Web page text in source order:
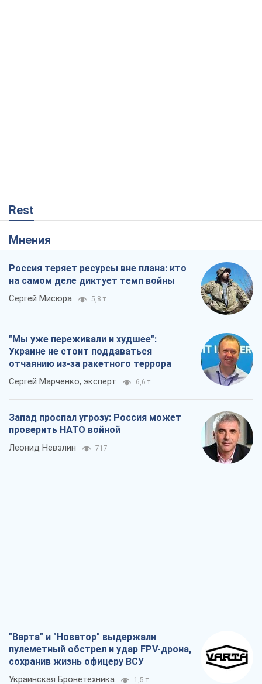
Rest
Мнения
Россия теряет ресурсы вне плана: кто
на самом деле диктует темп войны
Сергей Мисюра 5,8 т.
"Мы уже переживали и худшее":
Украине не стоит поддаваться
отчаянию из-за ракетного террора
Сергей Марченко, эксперт 6,6 т.
Запад проспал угрозу: Россия может
проверить НАТО войной
Леонид Невзлин 717
"Варта" и "Новатор" выдержали
пулеметный обстрел и удар FPV-дрона,
сохранив жизнь офицеру ВСУ
Украинская Бронетехника 1,5 т.